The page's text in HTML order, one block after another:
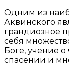
Одним из
Аквинского
грандиозное
себя
Боге, учение о
спасении и